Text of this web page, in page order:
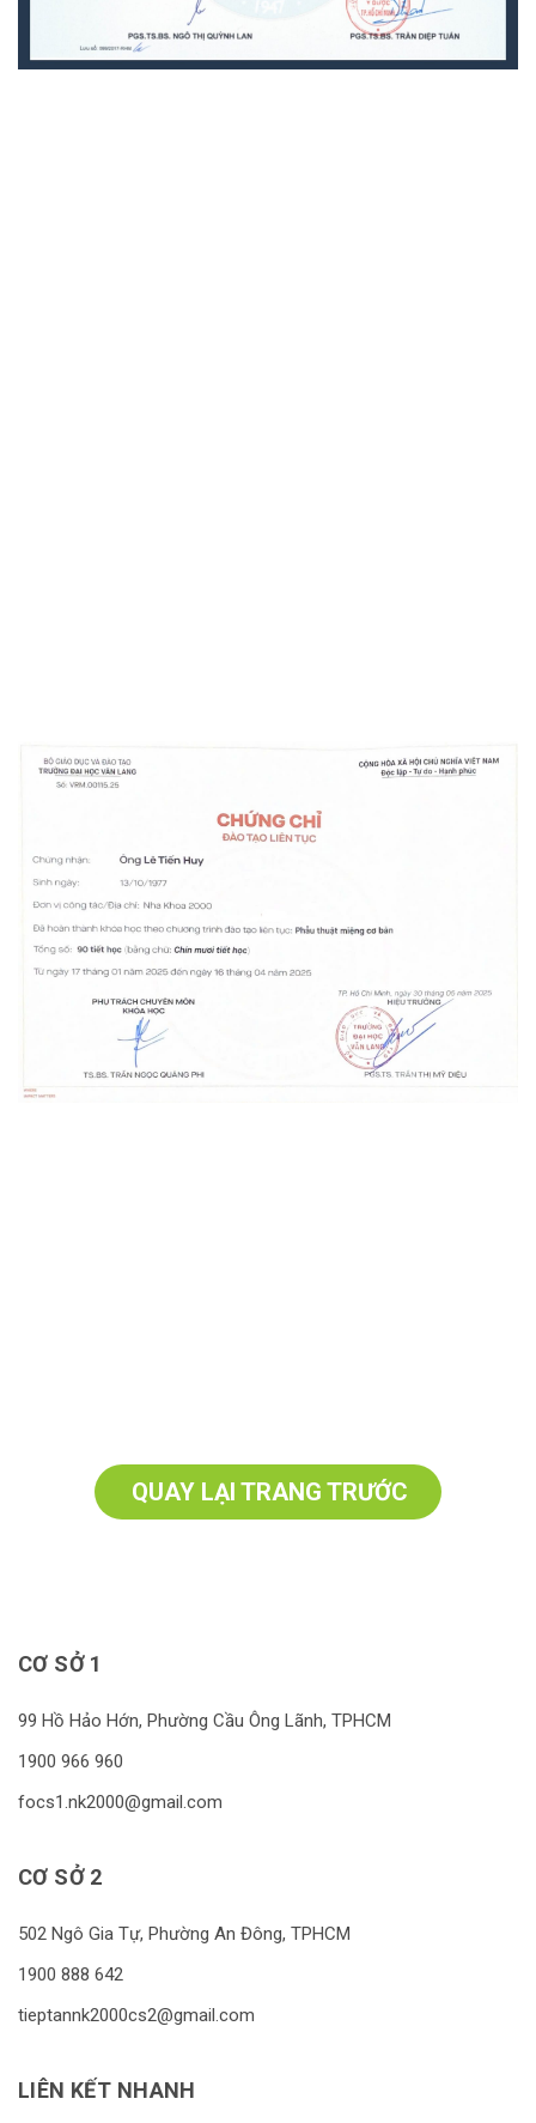
QUAY LẠI TRANG TRƯỚC
CƠ SỞ 1
99 Hồ Hảo Hớn, Phường Cầu Ông Lãnh, TPHCM
1900 966 960
focs1.nk2000@gmail.com
CƠ SỞ 2
502 Ngô Gia Tự, Phường An Đông, TPHCM
1900 888 642
tieptannk2000cs2@gmail.com
LIÊN KẾT NHANH